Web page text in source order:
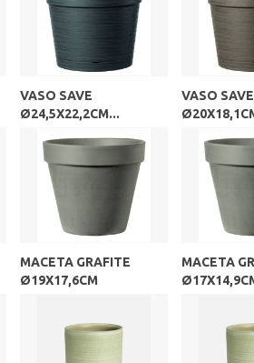
VASO SAVE
Ø24,5X22,2CM...
VASO SAVE
MACETA GRAFITE
Ø19X17,6CM
MACETA